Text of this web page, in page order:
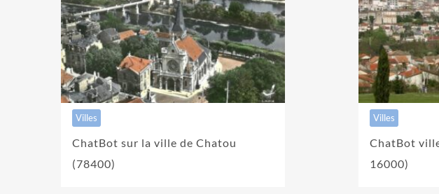
Villes
ChatBot sur la ville de Chatou
(78400)
Villes
ChatBot
16000)